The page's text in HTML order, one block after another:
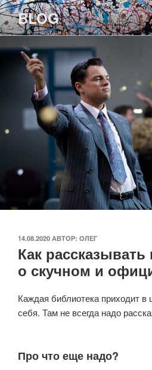
Перейти
к
содержимому
BLOG
ОПУБЛИКОВАНО
14.08.2020 АВТОР: ОЛЕГ
Как
о скучном и
Каждая библиотека приходит
себя. Там не всегда надо
Про что еще надо?